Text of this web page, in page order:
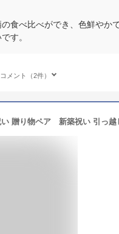
食べ比べができ、色鮮やか
す。
メント（2件）